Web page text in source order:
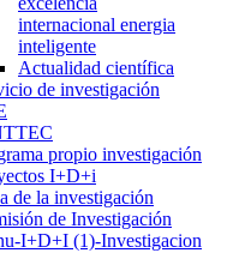
internacional energia
inteligente
Actualidad científica
de investigación
propio investigación
I+D+i
de la investigación
de Investigación
I+D+I (1)-Investigacion